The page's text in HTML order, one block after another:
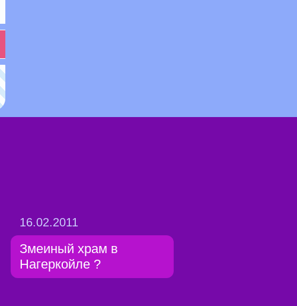
16.02.2011
Змеиный храм в
Нагеркойле ?